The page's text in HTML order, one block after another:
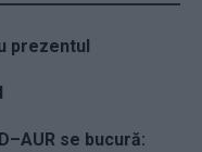
prezentul
se bucură: